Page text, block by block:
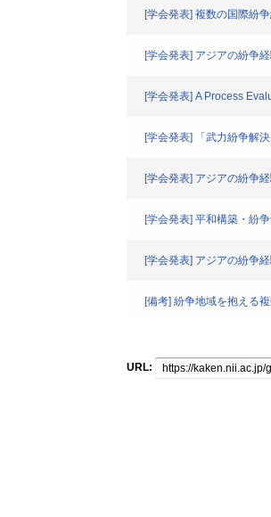
[学会発表] 複数の国際紛
[学会発表] アジアの紛争
[学会発表] A Process
[学会発表] 「武力紛争解
[学会発表] アジアの紛争
[学会発表] 平和構築・紛
[学会発表] アジアの紛争
[備考] 紛争地域を抱える
URL: